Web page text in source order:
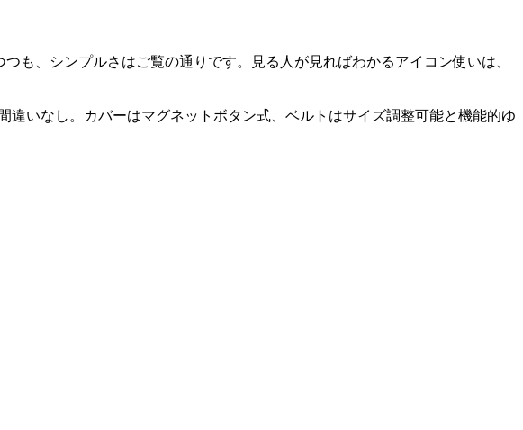
も、シンプルさはご覧の通りです。見る人が見ればわかるアイコン使いは、
いなし。カバーはマグネットボタン式、ベルトはサイズ調整可能と機能的ゆ